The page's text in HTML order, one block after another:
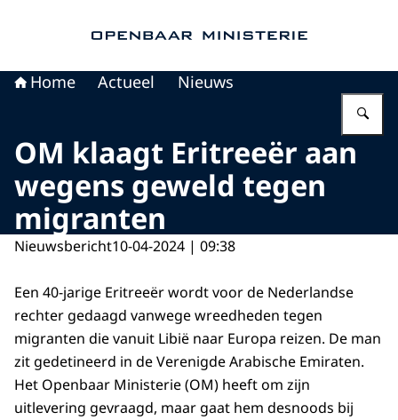
Home Actueel Nieuws
OM klaagt Eritreeër aan
wegens geweld tegen
migranten
Nieuwsbericht10-04-2024 | 09:38
Een 40-jarige Eritreeër wordt voor de Nederlandse
rechter gedaagd vanwege wreedheden tegen
migranten die vanuit Libië naar Europa reizen. De man
zit gedetineerd in de Verenigde Arabische Emiraten.
Het Openbaar Ministerie (OM) heeft om zijn
uitlevering gevraagd, maar gaat hem desnoods bij